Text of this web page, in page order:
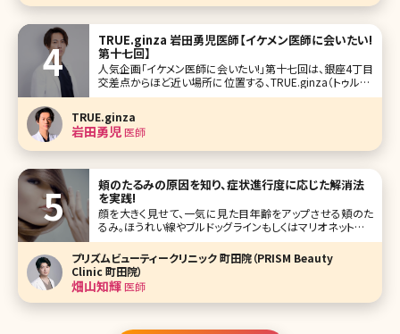
TRUE.ginza 岩田勇児医師【イケメン医師に会いたい!
第十七回】
人気企画「イケメン医師に会いたい!」第十七回は、銀座4丁目
交差点からほど近い場所に位置する、TRUE.ginza（トゥルー.
ギンザ）の岩田勇児（いわた ゆうじ）先生です。 中学生時代前
いた岩田先生が、あるきっかけで医学部合格を果たし、真面
目
TRUE.ginza
岩田勇児医師
頬のたるみの原因を知り、症状進行度に応じた解消法
を実践!
顔を大きく見せて、一気に見た目年齢をアップさせる頬のた
るみ。ほうれい線やブルドッグラインもしくはマリオネットライ
ンの原因にもなり、頬がたるんでいるだけで、10歳以上老け
て見られてしまうこともあります。加齢による肌の衰えが大き
な原因ですが、実はそれ以外にも頬のたるみが起こる理由
があります。ここでは頬が
プリズムビューティークリニック 町田院（PRISM Beauty
Clinic 町田院）
畑山知輝医師